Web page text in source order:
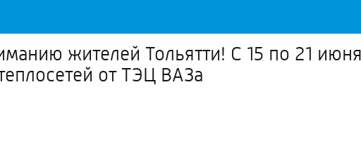
жителей Тольятти! С 15 по 21
от ТЭЦ ВАЗа